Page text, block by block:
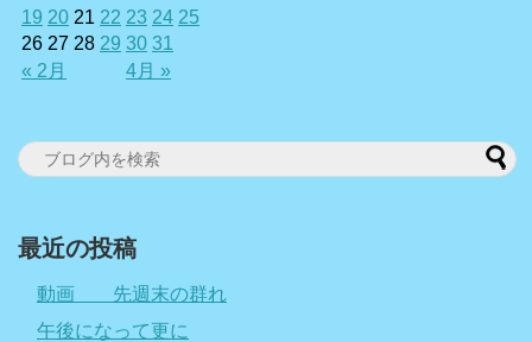
« 2月 4月 »
19 20 21 22 23 24 25
26 27 28 29 30 31
最近の投稿
動画 先週末の群れ
午後になって更に